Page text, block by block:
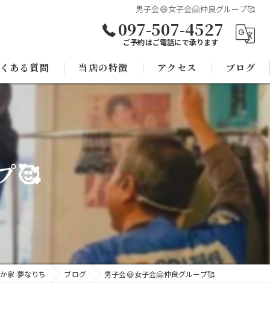
男子会😆女子会🤗仲良グループ🥰
097-507-4527
ご予約はご電話にで承ります
ある質問 当店の特徴
宴会
子連れ
スポーツ観戦
アクセス ブログ
コラム
🥰
家 夢なりち ブログ 男子会😆女子会🤗仲良グループ🥰